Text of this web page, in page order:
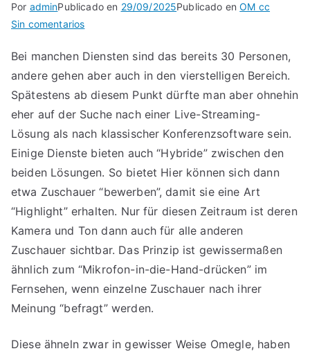
QUI
TA
Por adminPublicado en 29/09/2025Publicado enOM cc
Sin comentariosen
Apk
Für
Android
Download
Bei manchen Diensten sind das bereits 30 Personen,
andere gehen aber auch in den vierstelligen Bereich.
Spätestens ab diesem Punkt dürfte man aber ohnehin
eher auf der Suche nach einer Live-Streaming-
Lösung als nach klassischer Konferenzsoftware sein.
Einige Dienste bieten auch “Hybride” zwischen den
beiden Lösungen. So bietet Hier können sich dann
etwa Zuschauer “bewerben”, damit sie eine Art
“Highlight” erhalten. Nur für diesen Zeitraum ist deren
Kamera und Ton dann auch für alle anderen
Zuschauer sichtbar. Das Prinzip ist gewissermaßen
ähnlich zum “Mikrofon-in-die-Hand-drücken” im
Fernsehen, wenn einzelne Zuschauer nach ihrer
Meinung “befragt” werden.
Diese ähneln zwar in gewisser Weise Omegle, haben